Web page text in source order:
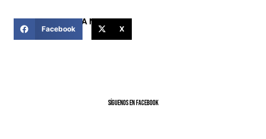
COMPARTIR ESTA NOTICIA
Facebook X
SíGUENOS EN FACEBOOK